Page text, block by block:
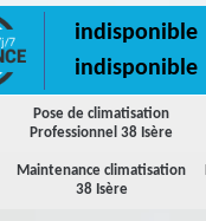
Pose de climatisation
Professionnel 38 Isère
Maintenance climatisation
38 Isère
indisponible
indisponible